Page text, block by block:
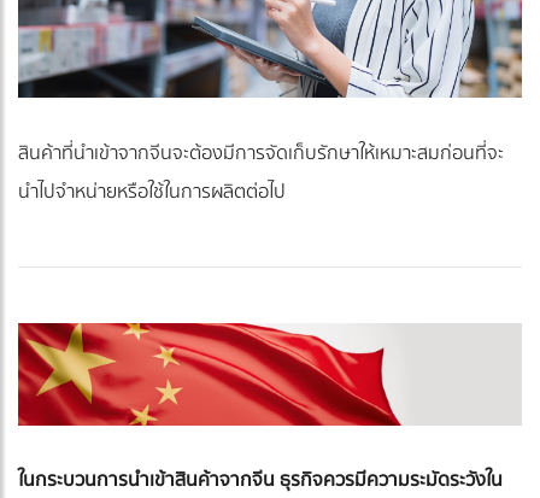
สินค้าที่นำเข้าจากจีนจะต้องมีการจัดเก็บรักษาให้เหมาะสมก่อนที่จะ
นำไปจำหน่ายหรือใช้ในการผลิตต่อไป
ในกระบวนการนำเข้าสินค้าจากจีน ธุรกิจควรมีความระมัดระวังใน